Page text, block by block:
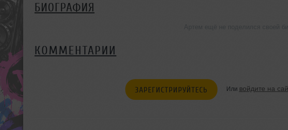
БИОГРАФИЯ
КОММЕНТАРИИ
ЗАРЕГИСТРИРУЙТЕСЬ Или войдите на